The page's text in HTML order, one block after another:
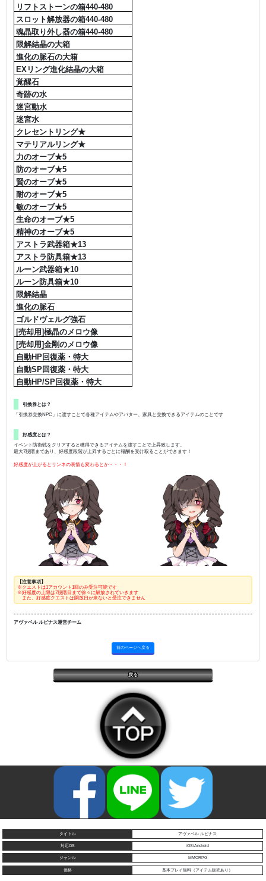
リフトストーンの箱440-480
スロット解放器の箱440-480
魂晶取り外し器の箱440-480
限解結晶の大箱
進化の脈石の大箱
EXリング進化結晶の大箱
覚醒石
奇跡の水
迷宮動水
迷宮水
クレセントリング★
マテリアルリング★
力のオーブ★5
防のオーブ★5
賢のオーブ★5
耐のオーブ★5
敏のオーブ★5
生命のオーブ★5
精神のオーブ★5
アストラ武器箱★13
アストラ防具箱★13
ルーン武器箱★10
ルーン防具箱★10
限解結晶
進化の脈石
ゴルドヴェルグ強石
[売却用]極晶のメロウ像
[売却用]金剛のメロウ像
自動HP回復薬・特大
自動SP回復薬・特大
自動HP/SP回復薬・特大
引換券とは？
「引換券交換NPC」に渡すことで各種アイテムやアバター、家具と交換できるアイテムのことです
好感度とは？​
イベント防衛戦をクリアすると獲得できるアイテムを渡すことで上昇致します。
最大7段階まであり、好感度段階が上昇するごとに報酬を受け取ることができます！
好感度が上がるとリンネの表情も変わるとか・・・！
【注意事項】
※クエストは1アカウント1回のみ受注可能です
※好感度の上限は7段階目まで徐々に解放されていきます
また、好感度クエストは開放日が来ないと受注できません
アヴァベル ルピナス運営チーム
前のページへ戻る
戻る
タイトル アヴァベル ルピナス
対応OS iOS/Android
ジャンル MMORPG
価格 基本プレイ無料（アイテム販売あり）